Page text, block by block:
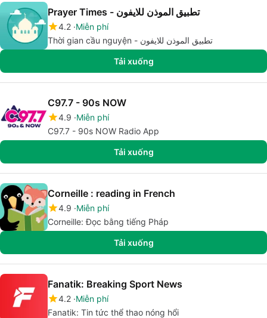
Prayer Times - تطبيق الموذن للايفون
4.2 Miễn phí
Thời gian cầu nguyện - تطبيق الموذن للايفون
Tải xuống
C97.7 - 90s NOW
4.9 Miễn phí
C97.7 - 90s NOW Radio App
Tải xuống
Corneille : reading in French
4.9 Miễn phí
Corneille: Đọc bằng tiếng Pháp
Tải xuống
Fanatik: Breaking Sport News
4.2 Miễn phí
Fanatik: Tin tức thể thao nóng hổi